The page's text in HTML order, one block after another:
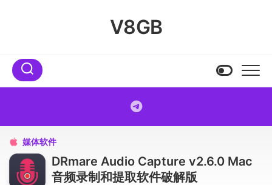
V8GB
 媒体软件
DRmare Audio Capture v2.6.0 Mac
音频录制和提取软件破解版